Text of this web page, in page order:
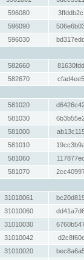
596080
596090
596030
582660
582670
581020
581030
581000
581010
581060
581070
31010061
31010060
31010030
31010042
31010020